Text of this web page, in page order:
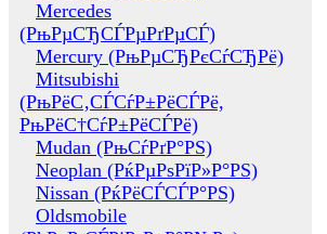
Mercedes
(РњРµСЂСЃРµРґРµСЃ)
Mercury (РњРµСЂРєСѓСЂРё)
Mitsubishi
(РњРёС‚СЃСѓР±РёСЃРё,
РњРёС†СѓР±РёСЃРё)
Mudan (РњСѓРґР°РЅ)
Neoplan (РќРµРѕРїР»Р°РЅ)
Nissan (РќРёСЃСЃР°РЅ)
Oldsmobile